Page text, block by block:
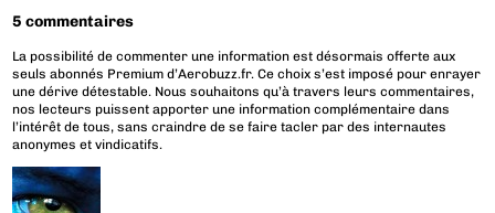
5 commentaires
La possibilité de commenter une information est désormais offerte aux
seuls abonnés Premium d’Aerobuzz.fr. Ce choix s’est imposé pour enrayer
une dérive détestable. Nous souhaitons qu’à travers leurs commentaires,
nos lecteurs puissent apporter une information complémentaire dans
l’intérêt de tous, sans craindre de se faire tacler par des internautes
anonymes et vindicatifs.